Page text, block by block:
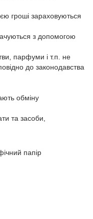
гроші зараховуються
з допомогою
парфуми і т.п. не
до законодавства
обміну
та засоби,
папір